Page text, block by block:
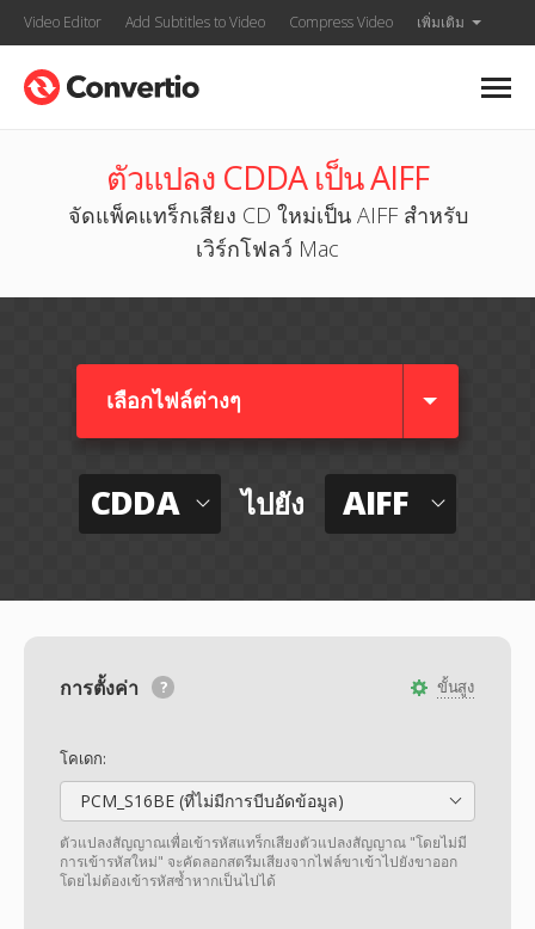
Video Editor Add Subtitles to Video Compress Video เพิ่มเติม
ตัวแปลง CDDA เป็น AIFF
จัดแพ็คแทร็กเสียง CD ใหม่เป็น AIFF สำหรับ
เวิร์กโฟลว์ Mac
เลือกไฟล์ต่างๆ​
CDDA ไปยัง AIFF
ขั้นสูง
การตั้งค่า
โคเดก:
PCM_S16BE (ที่ไม่มีการบีบอัดข้อมูล)
ตัวแปลงสัญญาณเพื่อเข้ารหัสแทร็กเสียงตัวแปลงสัญญาณ "โดยไม่มี
การเข้ารหัสใหม่" จะคัดลอกสตรีมเสียงจากไฟล์ขาเข้าไปยังขาออก
โดยไม่ต้องเข้ารหัสซ้ำหากเป็นไปได้